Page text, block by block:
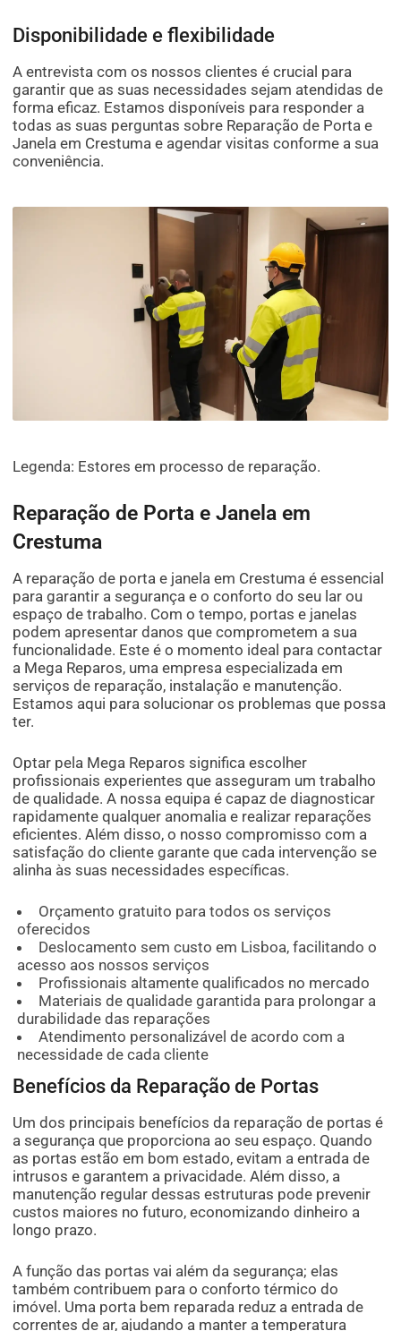
Disponibilidade e flexibilidade
A entrevista com os nossos clientes é crucial para
garantir que as suas necessidades sejam atendidas de
forma eficaz. Estamos disponíveis para responder a
todas as suas perguntas sobre Reparação de Porta e
Janela em Crestuma e agendar visitas conforme a sua
conveniência.
Legenda: Estores em processo de reparação.
Reparação de Porta e Janela em
Crestuma
A reparação de porta e janela em Crestuma é essencial
para garantir a segurança e o conforto do seu lar ou
espaço de trabalho. Com o tempo, portas e janelas
podem apresentar danos que comprometem a sua
funcionalidade. Este é o momento ideal para contactar
a Mega Reparos, uma empresa especializada em
serviços de reparação, instalação e manutenção.
Estamos aqui para solucionar os problemas que possa
ter.
Optar pela Mega Reparos significa escolher
profissionais experientes que asseguram um trabalho
de qualidade. A nossa equipa é capaz de diagnosticar
rapidamente qualquer anomalia e realizar reparações
eficientes. Além disso, o nosso compromisso com a
satisfação do cliente garante que cada intervenção se
alinha às suas necessidades específicas.
Orçamento gratuito para todos os serviços
oferecidos
Deslocamento sem custo em Lisboa, facilitando o
acesso aos nossos serviços
Profissionais altamente qualificados no mercado
Materiais de qualidade garantida para prolongar a
durabilidade das reparações
Atendimento personalizável de acordo com a
necessidade de cada cliente
Benefícios da Reparação de Portas
Um dos principais benefícios da reparação de portas é
a segurança que proporciona ao seu espaço. Quando
as portas estão em bom estado, evitam a entrada de
intrusos e garantem a privacidade. Além disso, a
manutenção regular dessas estruturas pode prevenir
custos maiores no futuro, economizando dinheiro a
longo prazo.
A função das portas vai além da segurança; elas
também contribuem para o conforto térmico do
imóvel. Uma porta bem reparada reduz a entrada de
correntes de ar, ajudando a manter a temperatura